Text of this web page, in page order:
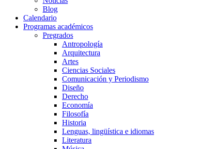
Blog
Calendario
Programas académicos
Pregrados
Antropología
Arquitectura
Artes
Ciencias Sociales
Comunicación y Periodismo
Diseño
Derecho
Economía
Filosofía
Historia
Lenguas, lingüística e idiomas
Literatura